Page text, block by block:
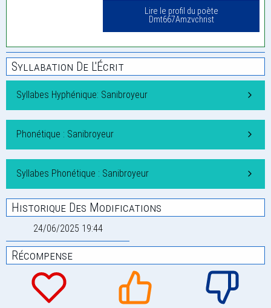
Lire le profil du poète
Dmt667Amzvchrist
Syllabation De L'Écrit
Syllabes Hyphénique: Sanibroyeur
Phonétique : Sanibroyeur
Syllabes Phonétique : Sanibroyeur
Historique Des Modifications
24/06/2025 19:44
Récompense